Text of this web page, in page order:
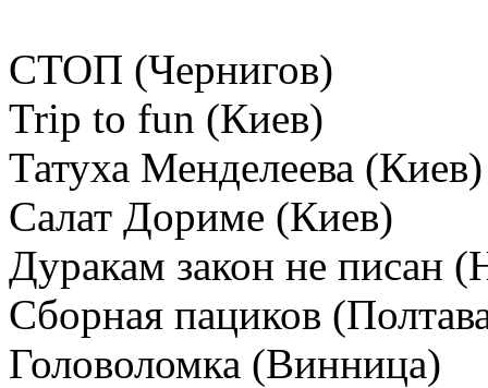
СТОП (Чернигов)
Trip to fun (Киев)
Татуха Менделеева (Киев)
Салат Дориме (Киев)
Дуракам закон не писан
Сборная пациков
Головоломка (Винница)